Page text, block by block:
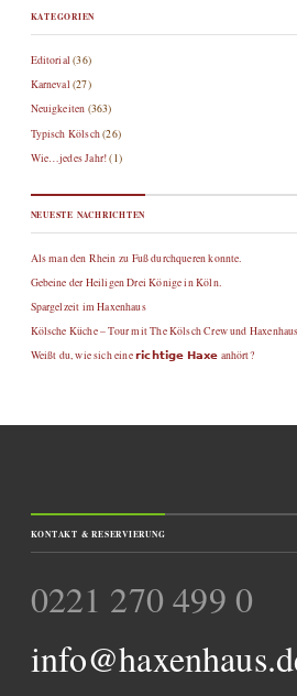
KATEGORIEN
Editorial (36)
Karneval (27)
Neuigkeiten (363)
Typisch Kölsch(26)
Wie…jedes Jahr!(1)
NEUESTE NACHRICHTEN
Als man den Rhein zu Fuß durchqueren konnte.
Gebeine der Heiligen Drei Könige in Köln.
Spargelzeit im Haxenhaus
Kölsche Küche – Tour mit The Kölsch Crew und Haxenhaus
Weißt du, wie sich eine 𝗿𝗶𝗰𝗵𝘁𝗶𝗴𝗲 𝗛𝗮𝘅𝗲 anhört?
KONTAKT & RESERVIERUNG
0221 270 499 0